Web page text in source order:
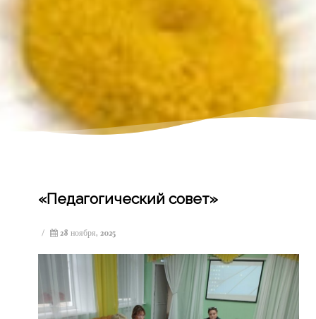
«Педагогический совет»
/ 28 ноября, 2025